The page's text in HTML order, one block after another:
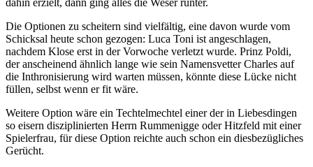
Die Optionen zu scheitern sind vielfältig, eine davon wurde vom
Schicksal heute schon gezogen: Luca Toni ist angeschlagen,
nachdem Klose erst in der Vorwoche verletzt wurde. Prinz Poldi,
der anscheinend ähnlich lange wie sein Namensvetter Charles auf
die Inthronisierung wird warten müssen, könnte diese Lücke nicht
füllen, selbst wenn er fit wäre.
Weitere Option wäre ein Techtelmechtel einer der in Liebesdingen
so eisern disziplinierten Herrn Rummenigge oder Hitzfeld mit einer
Spielerfrau, für diese Option reichte auch schon ein diesbezügliches
Gerücht.